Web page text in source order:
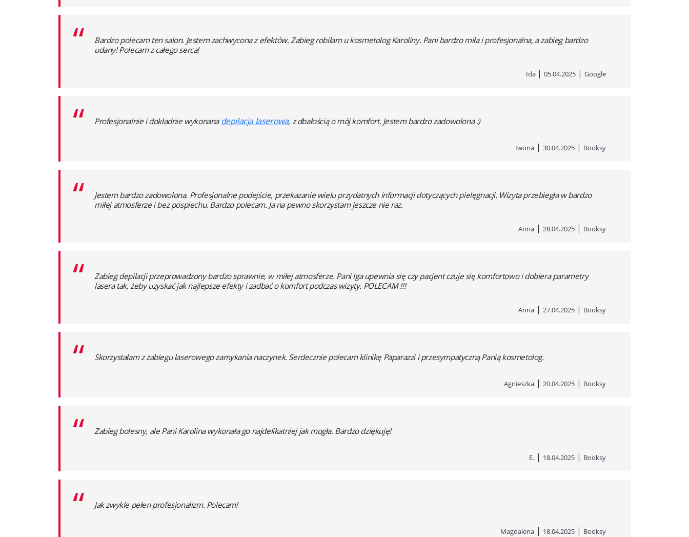
“
Bardzo polecam ten salon. Jestem zachwycona z efektów. Zabieg robiłam u kosmetolog Karoliny. Pani bardzo miła i profesjonalna, a zabieg bardzo
udany! Polecam z całego serca!
Ida | 05.04.2025 | Google
“ Profesjonalnie i dokładnie wykonana depilacja laserowa, z dbałością o mój komfort. Jestem bardzo zadowolona :)
Iwona | 30.04.2025 | Booksy
“
Jestem bardzo zadowolona. Profesjonalne podejście, przekazanie wielu przydatnych informacji dotyczących pielęgnacji. Wizyta przebiegła w bardzo
miłej atmosferze i bez pospiechu. Bardzo polecam. Ja na pewno skorzystam jeszcze nie raz.
Anna | 28.04.2025 | Booksy
“
Zabieg depilacji przeprowadzony bardzo sprawnie, w miłej atmosferze. Pani Iga upewnia się czy pacjent czuje się komfortowo i dobiera parametry
lasera tak, żeby uzyskać jak najlepsze efekty i zadbać o komfort podczas wizyty. POLECAM !!!
Anna | 27.04.2025 | Booksy
“ Skorzystałam z zabiegu laserowego zamykania naczynek. Serdecznie polecam klinikę Paparazzi i przesympatyczną Panią kosmetolog.
Agnieszka | 20.04.2025 | Booksy
“ Zabieg bolesny, ale Pani Karolina wykonała go najdelikatniej jak mogła. Bardzo dziękuję!
E. | 18.04.2025 | Booksy
“ Jak zwykle pełen profesjonalizm. Polecam!
Magdalena | 18.04.2025 | Booksy